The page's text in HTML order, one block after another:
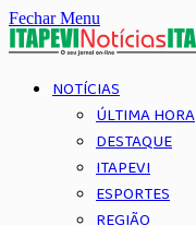
Fechar Menu
NOTÍCIAS
ÚLTIMA HORA
DESTAQUE
ITAPEVI
ESPORTES